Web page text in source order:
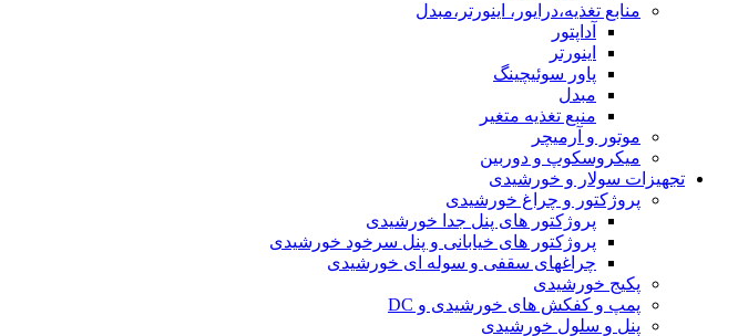
منابع تغذیه،درایور، اینورتر،مبدل
آداپتور
اینورتر
پاور سوئیچینگ
مبدل
منبع تغذیه متغیر
موتور و آرمیچر
میکروسکوپ و دوربین
تجهیزات سولار و خورشیدی
پروژکتور و چراغ خورشیدی
پروژکتور های پنل جدا خورشیدی
پروژکتور های خیابانی و پنل سرخود خورشیدی
چراغهای سقفی و سوله ای خورشیدی
پکیج خورشیدی
پمپ و کفکش های خورشیدی و DC
پنل و سلول خورشیدی